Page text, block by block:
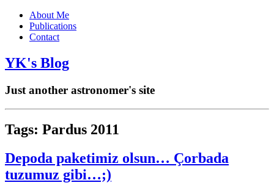
About Me
Publications
Contact
YK's Blog
Just another astronomer's site
Tags: Pardus 2011
Depoda paketimiz olsun… Çorbada
tuzumuz gibi…;)